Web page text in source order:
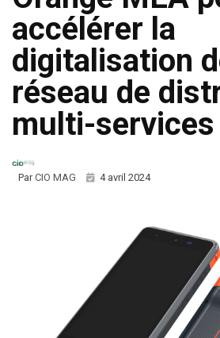
accélérer la
digitalisation
réseau de
multi-services
ParCIO MAG 4 avril 2024